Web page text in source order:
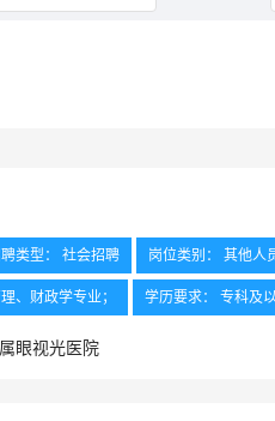
类型： 社会招聘 岗位类别： 其他人
、财政学专业； 学历要求： 专科及
眼视光医院